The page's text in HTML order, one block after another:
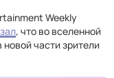
Weekly
, что во вселенной
части зрители